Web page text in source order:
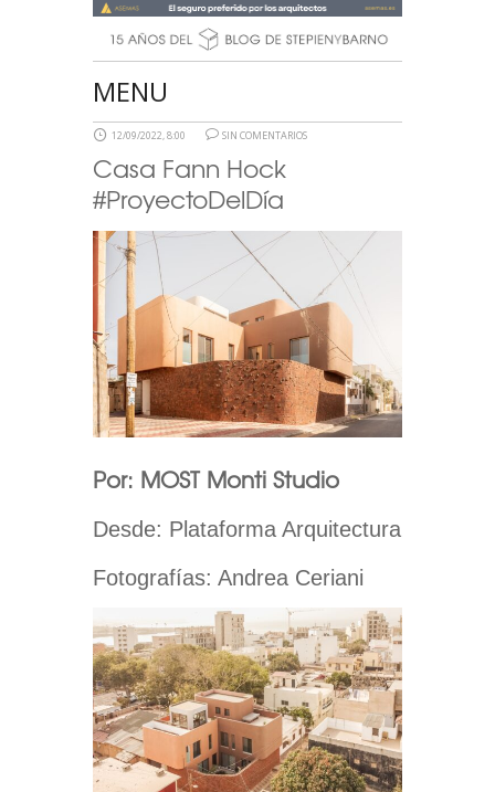
MENU
12/09/2022, 8:00 SIN COMENTARIOS
Casa Fann Hock
#ProyectoDelDía
Por: MOST Monti Studio
Desde: Plataforma Arquitectura
Fotografías: Andrea Ceriani